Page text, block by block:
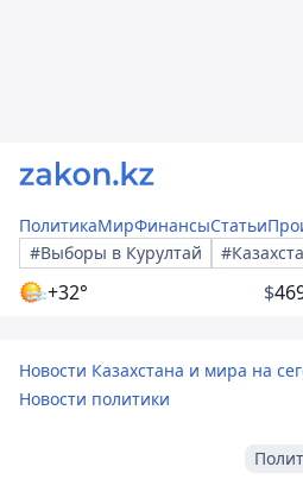
ПолитикаМирФинансыСтатьи
#Выборы в Курултай
+32° $
Новости Казахстана и мира на
Новости политики